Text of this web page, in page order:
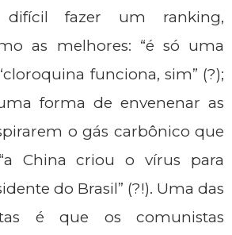
difícil fazer um ranking,
as melhores: “é só uma
funciona, sim” (?);
forma de envenenar as
o gás carbônico que
China criou o vírus para
do Brasil” (?!). Uma das
é que os comunistas